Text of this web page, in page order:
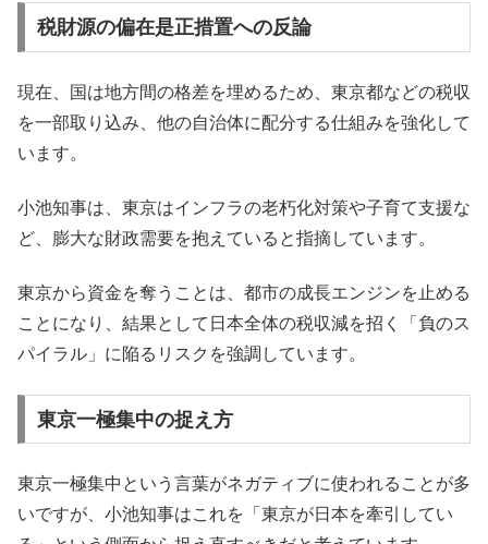
税財源の偏在是正措置への反論
現在、国は地方間の格差を埋めるため、東京都などの税収
を一部取り込み、他の自治体に配分する仕組みを強化して
います。
小池知事は、東京はインフラの老朽化対策や子育て支援な
ど、膨大な財政需要を抱えていると指摘しています。
東京から資金を奪うことは、都市の成長エンジンを止める
ことになり、結果として日本全体の税収減を招く「負のス
パイラル」に陥るリスクを強調しています。
東京一極集中の捉え方
東京一極集中という言葉がネガティブに使われることが多
いですが、小池知事はこれを「東京が日本を牽引してい